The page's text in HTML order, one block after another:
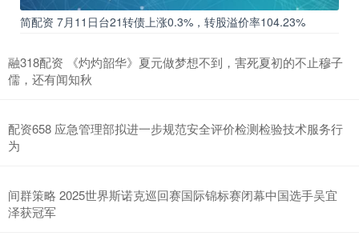
简配资 7月11日台21转债上涨0.3%，转股溢价率104.23%
融318配资 《灼灼韶华》夏元做梦想不到，害死夏初的不止穆子
儒，还有闻知秋
配资658 应急管理部拟进一步规范安全评价检测检验技术服务行
为
间群策略 2025世界斯诺克巡回赛国际锦标赛闭幕中国选手吴宜
泽获冠军